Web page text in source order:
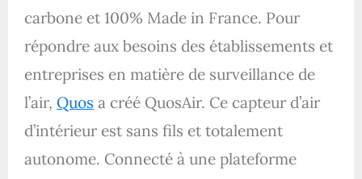
carbone et 100% Made in France. Pour
répondre aux besoins des établissements et
entreprises en matière de surveillance de
l’air, Quos a créé QuosAir. Ce capteur d’air
d’intérieur est sans fils et totalement
autonome. Connecté à une plateforme